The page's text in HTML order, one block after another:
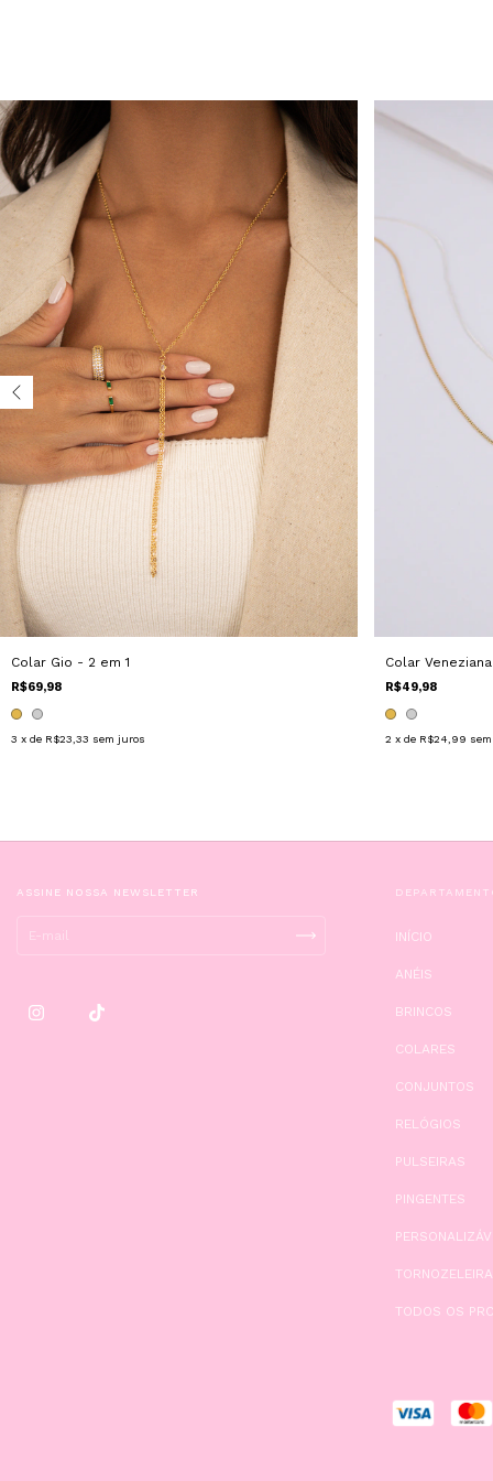
Colar Gio - 2 em 1
R$69,98
3 x de R$23,33 sem juros
Colar
R$49,98
2 x de R$24,99
ASSINE NOSSA NEWSLETTER
INÍCIO
ANÉIS
BRINCOS
COLARES
CONJUNTOS
RELÓGIOS
PULSEIRAS
PINGENTES
TODOS OS